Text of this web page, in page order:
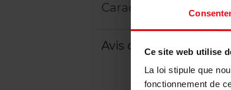
Ce site web utilise
La loi stipule que
fonctionnement de
Caractéristiques
Avis client Politique